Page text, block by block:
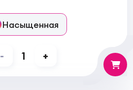
Насыщенная
- 1 +